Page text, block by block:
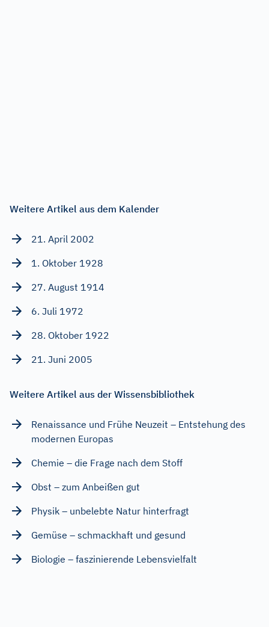
Weitere Artikel aus dem Kalender
21. April 2002
1. Oktober 1928
27. August 1914
6. Juli 1972
28. Oktober 1922
21. Juni 2005
Weitere Artikel aus der Wissensbibliothek
Renaissance und Frühe Neuzeit – Entstehung des
modernen Europas
Chemie – die Frage nach dem Stoff
Obst – zum Anbeißen gut
Physik – unbelebte Natur hinterfragt
Gemüse – schmackhaft und gesund
Biologie – faszinierende Lebensvielfalt